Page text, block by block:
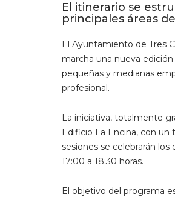
El itinerario se
principales áreas
El Ayuntamiento de Tres
marcha una nueva
pequeñas y medianas
profesional.
La iniciativa, totalmente
Edificio La Encina, con
sesiones se celebrarán los
17:00 a 18:30 horas.
El objetivo del programa